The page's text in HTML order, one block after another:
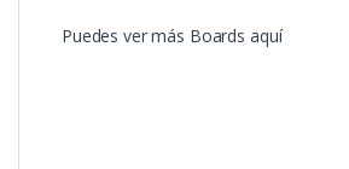
Puedes ver más Boards aquí